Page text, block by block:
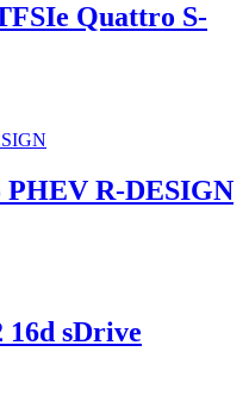
Quattro S-
PHEV R-DESIGN
sDrive